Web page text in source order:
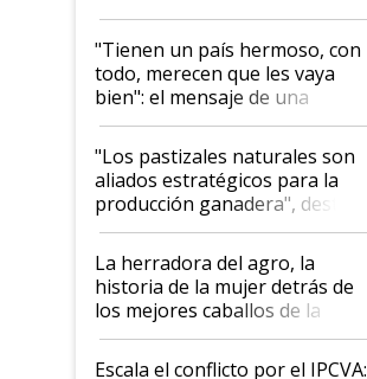
"Tienen un país hermoso, con
todo, merecen que les vaya
bien": el mensaje de una
ganadera uruguaya sobre las
oportunidades que se abren
para el agro en Argentina, con
foco en la carne
"Los pastizales naturales son
aliados estratégicos para la
producción ganadera", destaca
la iniciativa que ya reúne a 46
establecimientos en Argentina
La herradora del agro, la
historia de la mujer detrás de
los mejores caballos de la
Argentina y los mitos que
todavía hacen sufrir a estos
Escala el conflicto por el IPCVA: